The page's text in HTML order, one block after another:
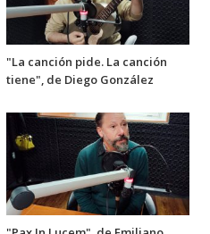
"La canción pide. La canción
tiene", de Diego González